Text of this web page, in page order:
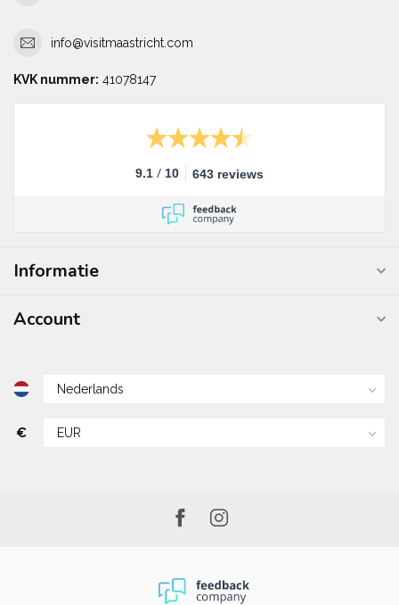
info@visitmaastricht.com
KVK nummer: 41078147
9.1 / 10 643 reviews
Informatie
Account
€